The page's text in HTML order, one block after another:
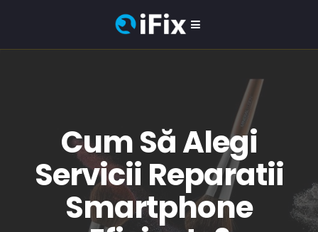
Cum Să Alegi
Servicii Reparatii
Smartphone